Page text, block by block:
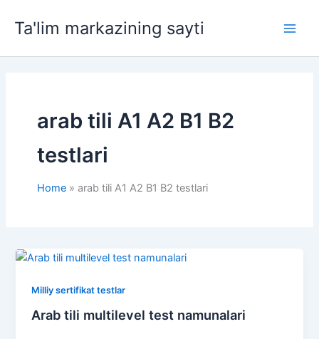
Ta'lim markazining sayti
arab tili A1 A2 B1 B2
testlari
Home arab tili A1 A2 B1 B2 testlari
Milliy sertifikat testlar
Arab tili multilevel test namunalari